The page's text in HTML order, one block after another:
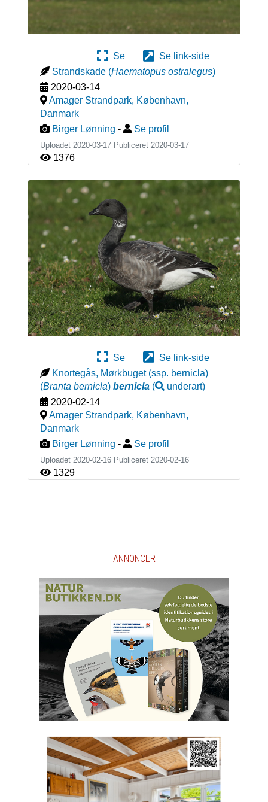
Se
Se link-side
Strandskade (Haematopus ostralegus)
2020-03-14
Amager Strandpark, København,
Danmark
Birger Lønning - Se profil
Uploadet 2020-03-17 Publiceret 2020-03-17
1376
Se
Se link-side
Knortegås, Mørkbuget (ssp. bernicla)
(Branta bernicla) bernicla( underart)
2020-02-14
Amager Strandpark, København,
Danmark
Birger Lønning - Se profil
Uploadet 2020-02-16 Publiceret 2020-02-16
1329
ANNONCER